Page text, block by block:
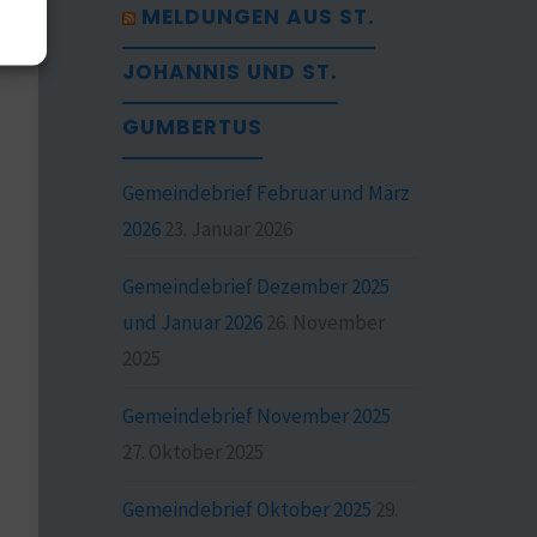
MELDUNGEN AUS ST.
JOHANNIS UND ST.
GUMBERTUS
Gemeindebrief Februar und März
202623. Januar 2026
Gemeindebrief Dezember 2025
und Januar 202626. November
2025
Gemeindebrief November 2025
27. Oktober 2025
Gemeindebrief Oktober 2025 29.